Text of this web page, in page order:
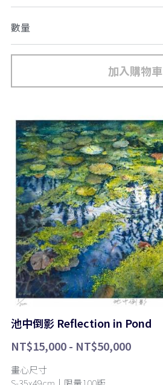
數量
加入購物車
池中倒影 Reflection in Pond
NT$15,000 - NT$50,000
畫心尺寸